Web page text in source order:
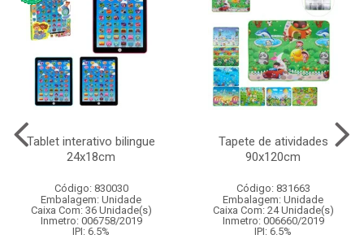
Tablet interativo bilingue
24x18cm
Código: 830030
Embalagem: Unidade
Caixa Com: 36 Unidade(s)
Inmetro: 006758/2019
IPI: 6.5%
Tapete de atividades
90x120cm
Código: 831663
Embalagem: Unidade
Caixa Com: 24 Unidade(s)
Inmetro: 006660/2019
IPI: 6.5%